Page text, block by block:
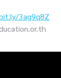
3ag9q8Z